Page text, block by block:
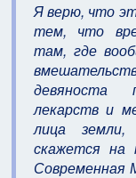
Я верю, что
тем, что
там, где
девяноста
лекарств и
лица
скажется на
Современная